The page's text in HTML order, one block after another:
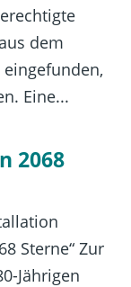
dem
Eine...
2068
Sterne“ Zur
Jährigen